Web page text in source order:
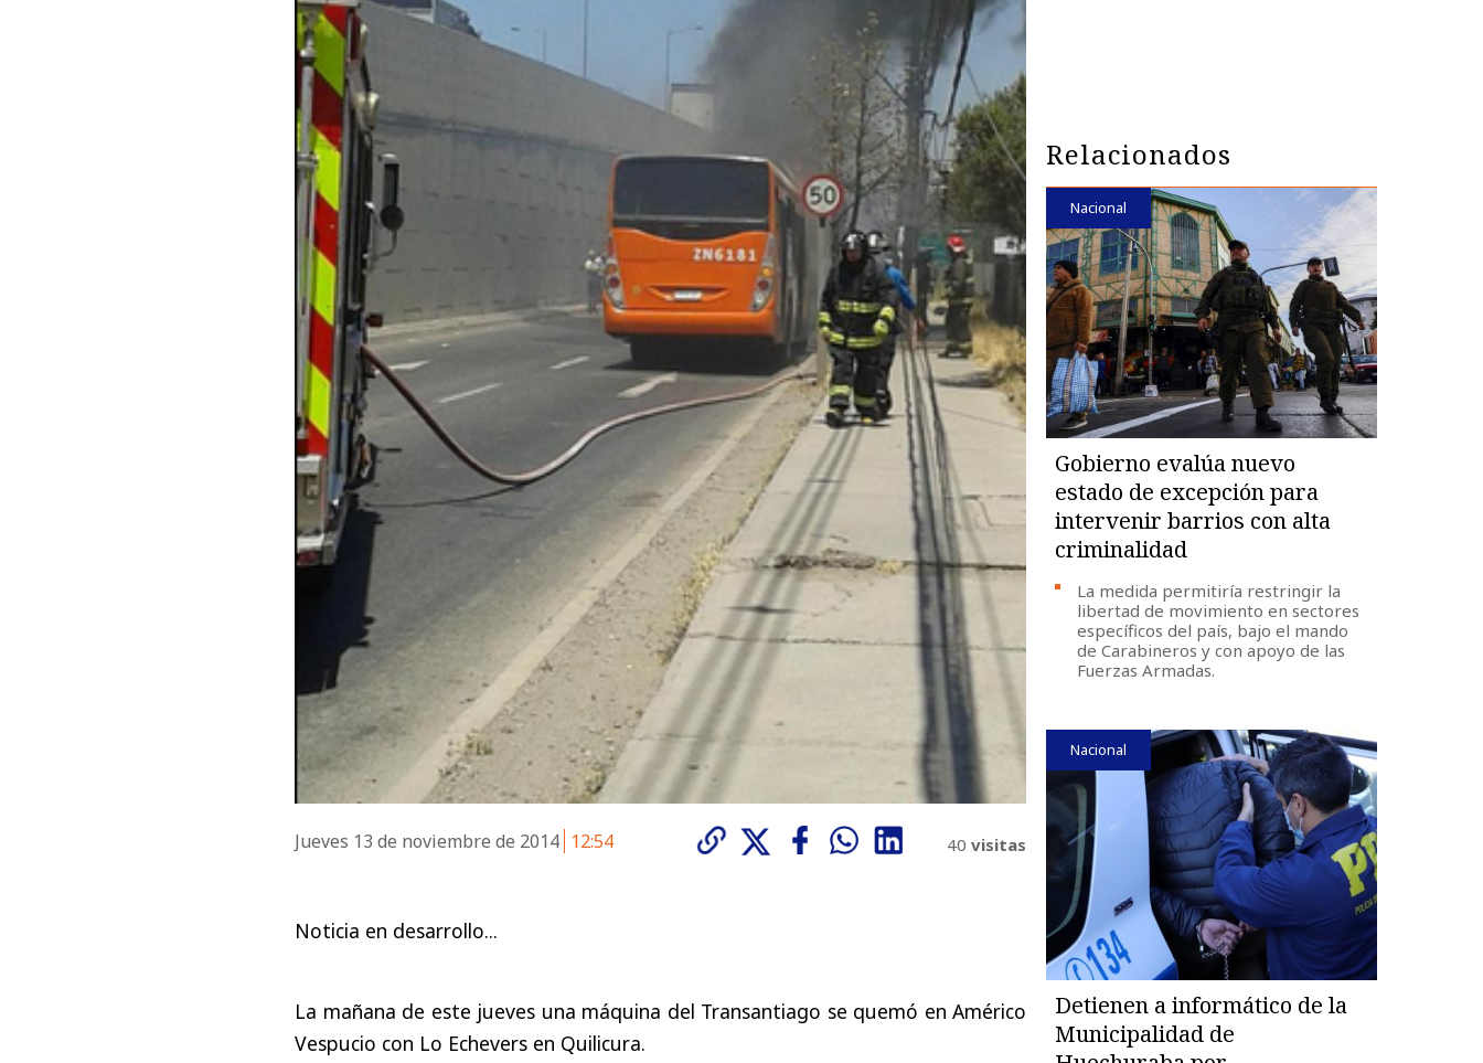
Jueves 13 de noviembre de 2014 12:54 40 visitas
Noticia en desarrollo...
La mañana de este jueves una máquina del Transantiago se quemó en Américo
Vespucio con Lo Echevers en Quilicura.
Relacionados
Nacional
Gobierno evalúa nuevo
estado de excepción para
intervenir barrios con alta
criminalidad
La medida permitiría restringir la
libertad de movimiento en sectores
específicos del país, bajo el mando
de Carabineros y con apoyo de las
Fuerzas Armadas.
Nacional
Detienen a informático de la
Municipalidad de